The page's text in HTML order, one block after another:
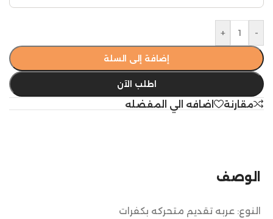
-
+
إضافة إلى السلة
اطلب الآن
مقارنة اضافه الي المفضله
الوصف
النوع: عربه تقديم متحركه بكفرات